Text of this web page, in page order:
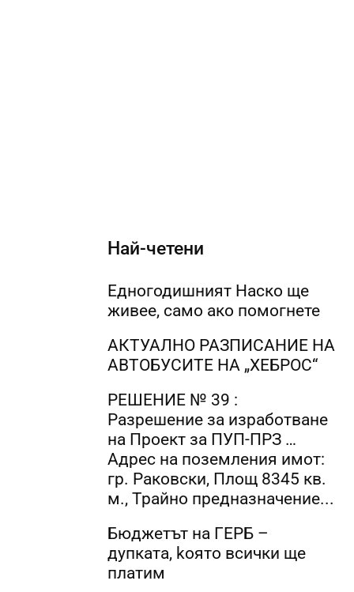
Най-четени
Едногодишният Наско ще
живее, само ако помогнете
АКТУАЛНО РАЗПИСАНИЕ НА
АВТОБУСИТЕ НА „ХЕБРОС“
РЕШЕНИЕ № 39 :
Разрешение за изработване
на Проект за ПУП-ПРЗ …
Адрес на поземления имот:
гр. Раковски, Площ 8345 кв.
м., Трайно предназначение...
Бюджетът на ГЕРБ –
дупката, kоято всички ще
платим